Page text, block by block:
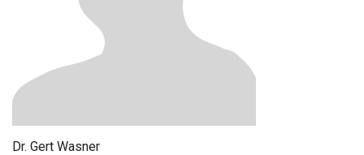
Dr. Gert Wasner